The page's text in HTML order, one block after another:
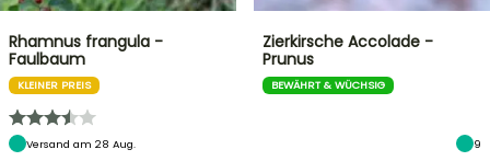
Rhamnus frangula -
Faulbaum
KLEINER PREIS
Versand am 28 Aug.
Zierkirsche Accolade -
Prunus
BEWÄHRT & WÜCHSIG
9